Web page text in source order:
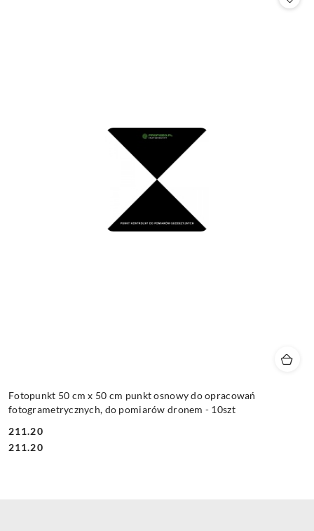
Fotopunkt 50 cm x 50 cm punkt osnowy do opracowań
fotogrametrycznych, do pomiarów dronem - 10szt
Cena:
211.20
Cena:
211.20